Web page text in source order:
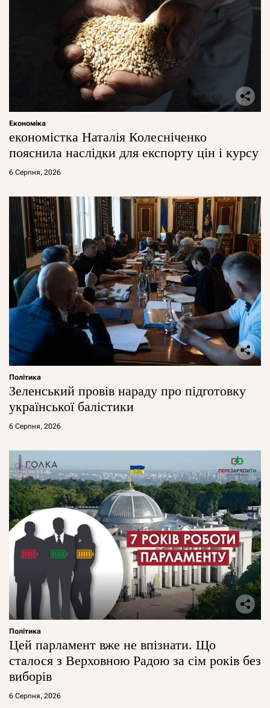
Економіка
економістка Наталія Колесніченко
пояснила наслідки для експорту цін і курсу
6 Серпня, 2026
Політика
Зеленський провів нараду про підготовку
української балістики
6 Серпня, 2026
Політика
Цей парламент вже не впізнати. Що
сталося з Верховною Радою за сім років без
виборів
6 Серпня, 2026